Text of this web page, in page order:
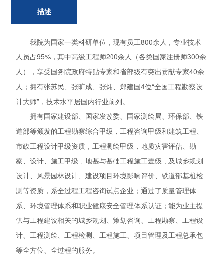
描述
我院为国家一类科研单位，现有员工800余人，专业技术
人员占95%，其中高级工程师200余人（各类国家注册师300余
人），享受国务院政府特贴专家和省部级有突出贡献专家40余
人；拥有张苏民、张旷成、张炜、郑建国4位“全国工程勘察设
计大师”，技术水平居国内行业前列。
拥有国家建设部、国家发改委、国家测绘局、环保部、铁
道部等颁发的工程勘察综合甲级，工程咨询甲级和建筑工程、
市政工程设计甲级资质，工程测绘甲级，地质灾害评估、勘
察、设计、施工甲级，地基与基础工程施工壹级，及城乡规划
设计、风景园林设计、建设项目环境影响评价、铁道部基桩检
测等资质，系全过程工程咨询试点企业；通过了质量管理体
系、环境管理体系和职业健康安全管理体系认证；能为业主提
供与工程建设相关的城乡规划、策划咨询、工程勘察、工程设
计、工程测绘、工程检测、工程施工、项目管理及工程总承包
等全方位、全过程的服务。